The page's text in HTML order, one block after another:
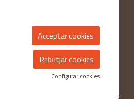
Acceptar cookies
Rebutjar cookies
Configurar cookies